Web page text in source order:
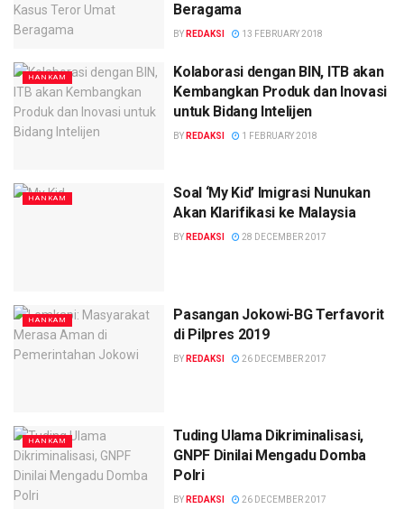
Beragama
BY REDAKSI 13 FEBRUARY 2018
HANKAM
Kolaborasi dengan BIN, ITB akan
Kembangkan Produk dan Inovasi
untuk Bidang Intelijen
BY REDAKSI 1 FEBRUARY 2018
HANKAM
Soal ‘My Kid’ Imigrasi Nunukan
Akan Klarifikasi ke Malaysia
BY REDAKSI 28 DECEMBER 2017
HANKAM
Pasangan Jokowi-BG Terfavorit
di Pilpres 2019
BY REDAKSI 26 DECEMBER 2017
HANKAM
Tuding Ulama Dikriminalisasi,
GNPF Dinilai Mengadu Domba
Polri
BY REDAKSI 26 DECEMBER 2017